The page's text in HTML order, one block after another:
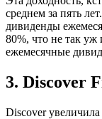
среднем за пять
дивиденды
80%, что не так
ежемесячные
3. Discover
Discover